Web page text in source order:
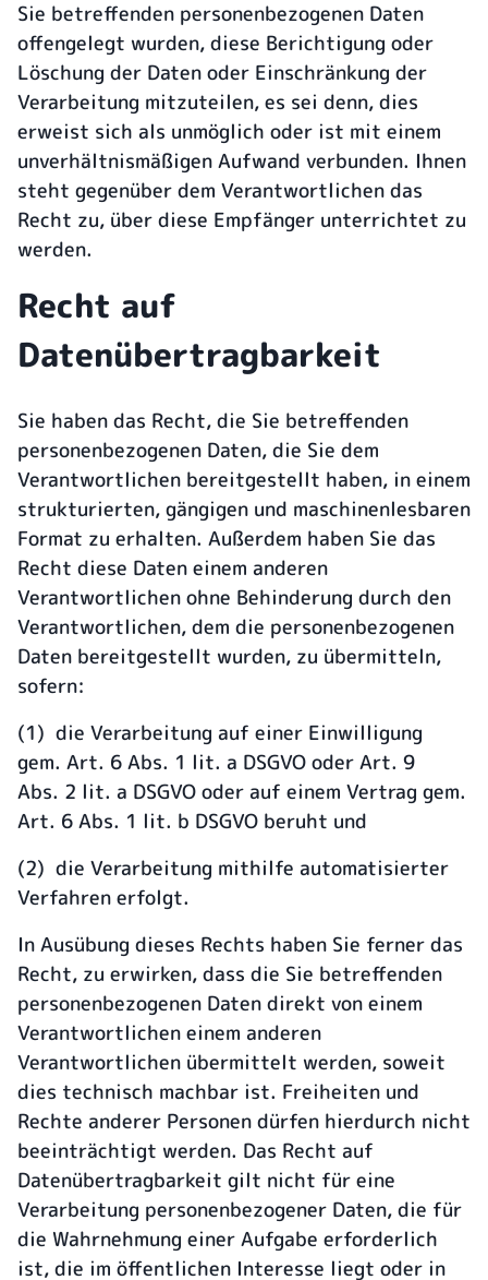
Sie betreffenden personenbezogenen Daten
offengelegt wurden, diese Berichtigung oder
Löschung der Daten oder Einschränkung der
Verarbeitung mitzuteilen, es sei denn, dies
erweist sich als unmöglich oder ist mit einem
unverhältnismäßigen Aufwand verbunden. Ihnen
steht gegenüber dem Verantwortlichen das
Recht zu, über diese Empfänger unterrichtet zu
werden.
Recht auf
Datenübertragbarkeit
Sie haben das Recht, die Sie betreffenden
personenbezogenen Daten, die Sie dem
Verantwortlichen bereitgestellt haben, in einem
strukturierten, gängigen und maschinenlesbaren
Format zu erhalten. Außerdem haben Sie das
Recht diese Daten einem anderen
Verantwortlichen ohne Behinderung durch den
Verantwortlichen, dem die personenbezogenen
Daten bereitgestellt wurden, zu übermitteln,
sofern:
(1) die Verarbeitung auf einer Einwilligung
gem. Art. 6 Abs. 1 lit. a DSGVO oder Art. 9
Abs. 2 lit. a DSGVO oder auf einem Vertrag gem.
Art. 6 Abs. 1 lit. b DSGVO beruht und
(2) die Verarbeitung mithilfe automatisierter
Verfahren erfolgt.
In Ausübung dieses Rechts haben Sie ferner das
Recht, zu erwirken, dass die Sie betreffenden
personenbezogenen Daten direkt von einem
Verantwortlichen einem anderen
Verantwortlichen übermittelt werden, soweit
dies technisch machbar ist. Freiheiten und
Rechte anderer Personen dürfen hierdurch nicht
beeinträchtigt werden. Das Recht auf
Datenübertragbarkeit gilt nicht für eine
Verarbeitung personenbezogener Daten, die für
die Wahrnehmung einer Aufgabe erforderlich
ist, die im öffentlichen Interesse liegt oder in